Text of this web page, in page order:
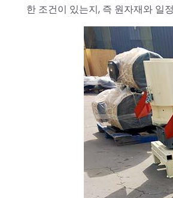
한 조건이 있는지, 즉 원자재와 일